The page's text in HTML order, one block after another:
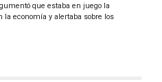
que estaba en juego la
la economía y alertaba sobre los